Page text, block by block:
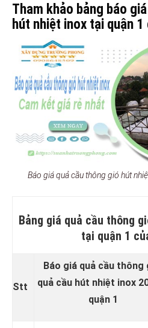
Tham khảo bảng báo
hút nhiệt inox tại quận 1
Báo giá quả cầu thông gió hút
Bảng giá quả cầu thông
tại quận 1
Stt
Báo giá quả cầu thông
quả cầu hút nhiệt inox
quận 1